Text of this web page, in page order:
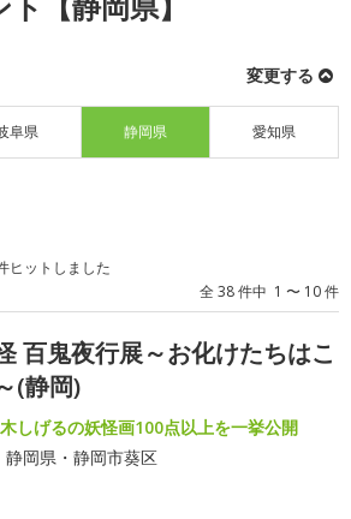
変更する
阜県 静岡県 愛知県
ヒットしました
全 38 件中 1 〜 10 件
百鬼夜行展～お化けたちはこ
(静岡)
しげるの妖怪画100点以上を一挙公開
静岡県・静岡市葵区